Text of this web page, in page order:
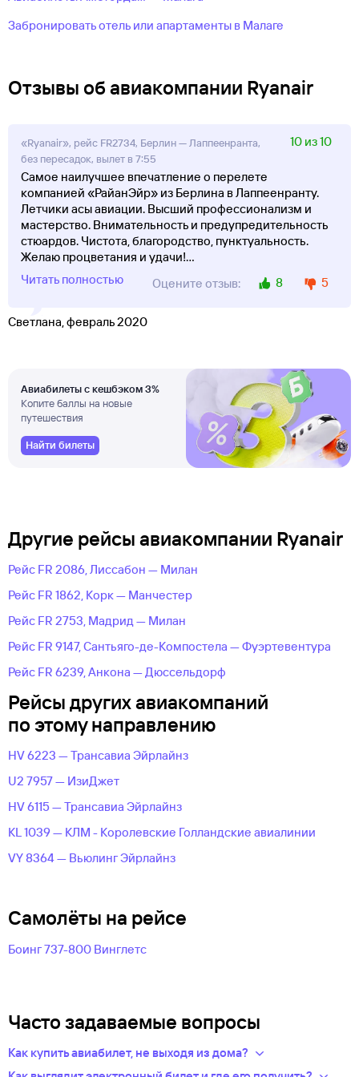
Забронировать отель или апартаменты в Малаге
Отзывы об авиакомпании Ryanair
«Ryanair», рейс FR2734, Берлин — Лаппеенранта,
без пересадок, вылет в 7:55
10 из 10
Самое наилучшее впечатление о перелете
компанией «РайанЭйр» из Берлина в Лаппеенранту.
Летчики асы авиации. Высший профессионализм и
мастерство. Внимательность и предупредительность
стюардов. Чистота, благородство, пунктуальность.
Желаю процветания и удачи!...
Читать полностью
Оцените отзыв: 8 5
Светлана, февраль 2020
Авиабилеты с кешбэком 3%
Копите баллы на новые
путешествия
Найти билеты
Другие рейсы авиакомпании Ryanair
Рейс FR 2086, Лиссабон — Милан
Рейс FR 1862, Корк — Манчестер
Рейс FR 2753, Мадрид — Милан
Рейс FR 9147, Сантьяго-де-Компостела — Фуэртевентура
Рейс FR 6239, Анкона — Дюссельдорф
Рейсы других авиакомпаний
по этому направлению
HV 6223 — Трансавиа Эйрлайнз
U2 7957 — ИзиДжет
HV 6115 — Трансавиа Эйрлайнз
KL 1039 — КЛМ - Королевские Голландские авиалинии
VY 8364 — Вьюлинг Эйрлайнз
Самолёты на рейсе
Боинг 737-800 Винглетс
Часто задаваемые вопросы
Как купить авиабилет, не выходя из дома?
Укажите в нужных полях маршрут, дату поездки и число